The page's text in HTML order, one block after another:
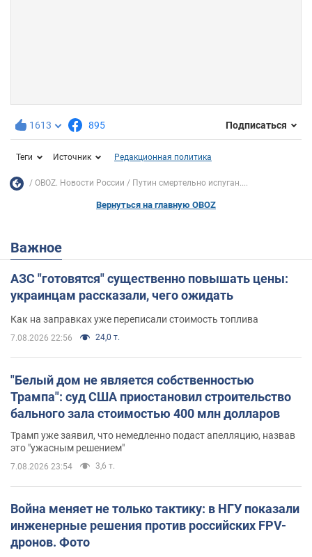
1613 895 Подписаться
Теги Источник Редакционная политика
OBOZ. Новости России Путин смертельно испуган....
Вернуться на главную OBOZ
Важное
АЗС "готовятся" существенно повышать цены:
украинцам рассказали, чего ожидать
Как на заправках уже переписали стоимость топлива
7.08.2026 22:56 24,0 т.
"Белый дом не является собственностью
Трампа": суд США приостановил строительство
бального зала стоимостью 400 млн долларов
Трамп уже заявил, что немедленно подаст апелляцию, назвав
это "ужасным решением"
7.08.2026 23:54 3,6 т.
Война меняет не только тактику: в НГУ показали
инженерные решения против российских FPV-
дронов. Фото